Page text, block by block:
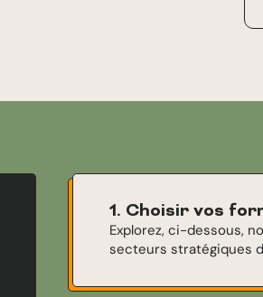
1. Choisir vos
Explorez, ci-dessous,
secteurs stratégiques